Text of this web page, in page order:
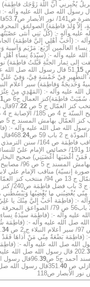
يُخْبِرنِي أَنَّ اللّهَ زَوَّجَك فاطِمَة)
رسول الله صل الله عليه وآله
7
إلى ثِمار الجنَّةِ قَبَّلتُ فاطِمَة) نور
15
قال رسول الله صل الله
أعلام النبلاء: ج 2 ص 126/ذخائر
عليه وآله -: (المَهْدِيِ مِنْ
فاطِمَة)كنز العمال ج6 ص219.
22
قال
الله صل الله عليه وآله -
24
إنسيّة) مناقب الإمام علي لابن
صل الله عليه وآله -:
34
قال رسول الله صل الله
39
قال رسول
40
قال رسول الله صل